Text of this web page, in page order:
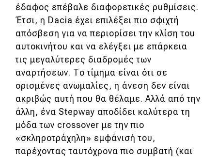
έδαφος επέβαλε διαφορετικές ρυθμίσεις.
Έτσι, η Dacia έχει επιλέξει πιο σφιχτή
απόσβεση για να περιορίσει την κλίση του
αυτοκινήτου και να ελέγξει με επάρκεια
τις μεγαλύτερες διαδρομές των
αναρτήσεων. Το τίμημα είναι ότι σε
ορισμένες ανωμαλίες, η άνεση δεν είναι
ακριβώς αυτή που θα θέλαμε. Αλλά από την
άλλη, ένα Stepway αποδίδει καλύτερα τη
μόδα των crossover με την πιο
«σκληροτράχηλη» εμφάνισή του,
παρέχοντας ταυτόχρονα πιο συμβατή (και